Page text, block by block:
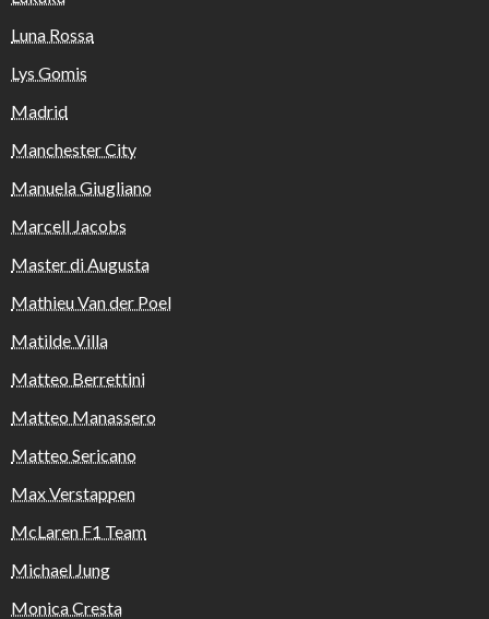
Luna Rossa
Lys Gomis
Madrid
Manchester City
Manuela Giugliano
Marcell Jacobs
Master di Augusta
Mathieu Van der Poel
Matilde Villa
Matteo Berrettini
Matteo Manassero
Matteo Sericano
Max Verstappen
McLaren F1 Team
Michael Jung
Monica Cresta